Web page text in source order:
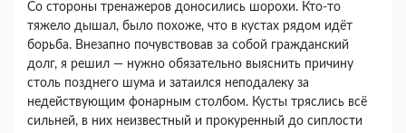
Со стороны тренажеров доносились шорохи. Кто-то
тяжело дышал, было похоже, что в кустах рядом идёт
борьба. Внезапно почувствовав за собой гражданский
долг, я решил — нужно обязательно выяснить причину
столь позднего шума и затаился неподалеку за
недействующим фонарным столбом. Кусты тряслись всё
сильней, в них неизвестный и прокуренный до сиплости